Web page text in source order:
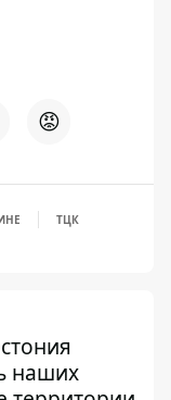
😡
ТЦК
наших